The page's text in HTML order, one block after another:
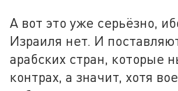
А вот это уже серьёзно,
Израиля нет. И
арабских стран, которые
контрах, а значит, хотя